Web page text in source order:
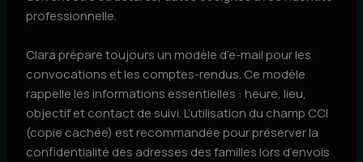
professionnelle.
Clara prépare toujours un modèle d’e-mail pour les
convocations et les comptes-rendus. Ce modèle
rappelle les informations essentielles : heure, lieu,
objectif et contact de suivi. L’utilisation du champ CCI
(copie cachée) est recommandée pour préserver la
confidentialité des adresses des familles lors d’envois